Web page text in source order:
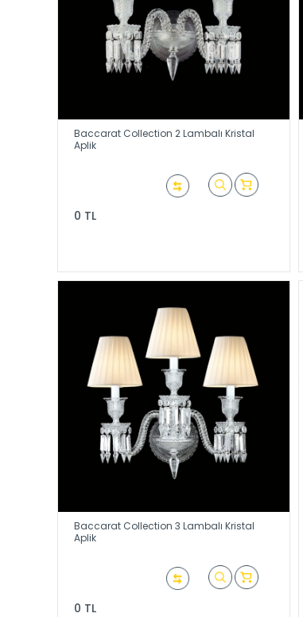
Baccarat Collection 2 Lambalı Kristal
Aplik
0 TL
Baccarat Collection 3 Lambalı Kristal
Aplik
0 TL